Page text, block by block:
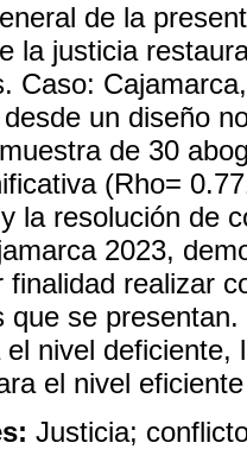
de la
la justicia
Caso:
un diseño
de 30
(Rho=
la resolución de
2023,
finalidad realizar
que se
nivel deficiente,
el nivel
Justicia;